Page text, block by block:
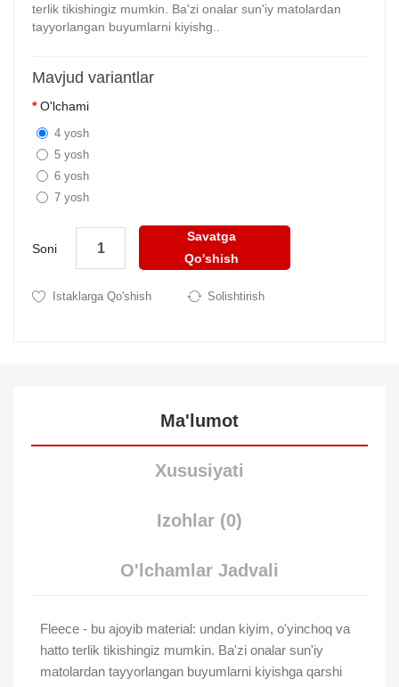
terlik tikishingiz mumkin. Ba'zi onalar sun'iy matolardan
tayyorlangan buyumlarni kiyishg..
Mavjud variantlar
O'lchami
4 yosh
5 yosh
6 yosh
7 yosh
Soni
Savatga
Qo'shish
Istaklarga Qo'shish Solishtirish
Ma'lumot
Xususiyati
Izohlar (0)
O'lchamlar Jadvali
Fleece - bu ajoyib material: undan kiyim, o'yinchoq va
hatto terlik tikishingiz mumkin. Ba'zi onalar sun'iy
matolardan tayyorlangan buyumlarni kiyishga qarshi